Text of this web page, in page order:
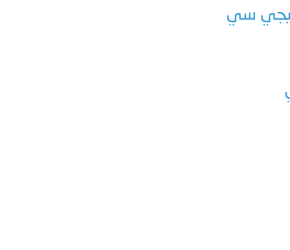
سي